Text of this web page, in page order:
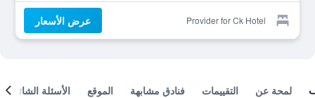
Provider for Ck Hotel عرض الأسعار
لمحة عن التقييمات فنادق مشابهة الموقع الأسئلة الشائعة